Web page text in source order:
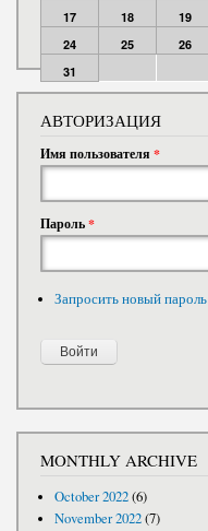
17
18 19
24
25 26
31
АВТОРИЗАЦИЯ
Имя пользователя *
Пароль*
Запросить новый пароль
MONTHLY ARCHIVE
October 2022(6)
November 2022(7)